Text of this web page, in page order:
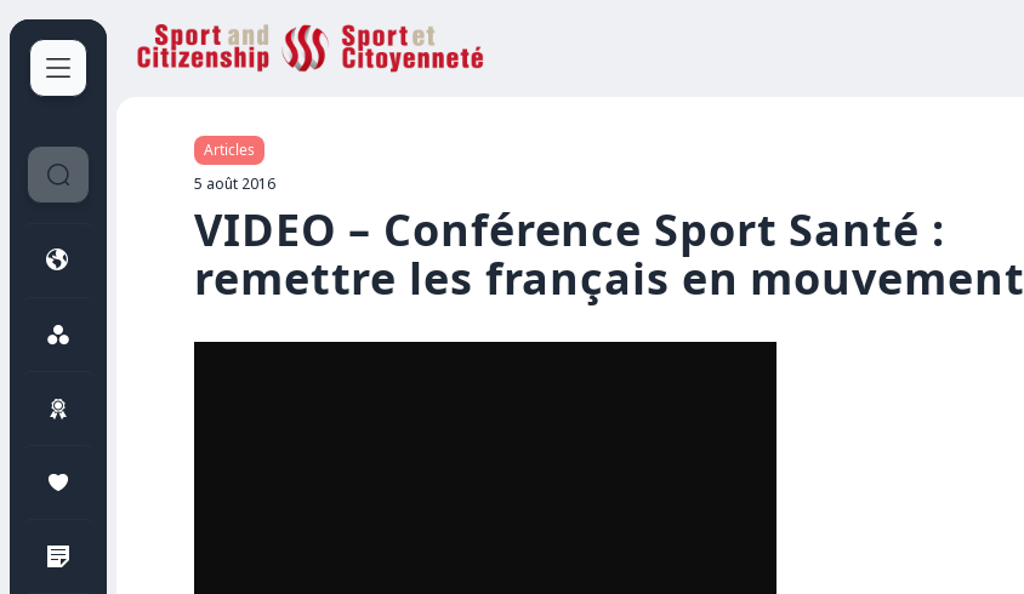
Sport et Citoyenneté
Articles
5 août 2016
VIDEO – Conférence Sport Santé :
remettre les français en mouvement